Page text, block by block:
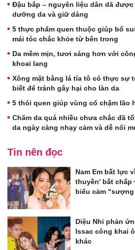
Đậu bắp – nguyên liệu dân dã
dưỡng da và giữ dáng
5 thực phẩm quen thuộc giúp bổ
mái tóc chắc khỏe từ bên trong
Da mềm mịn, tươi sáng hơn với
khoai lang
Xông mặt bằng lá tía tô có thực sự
biết để tránh gây hại cho làn da
5 thói quen giúp vùng cổ chậm lão
Chăm da quá nhiều chưa chắc đã
da ngày càng nhạy cảm và dễ nổi
Tin nên đọc
Nam Em bất lực
thuyền' bất chấp
biểu cảm
Diệu Nhi phản
Issac công khai
khác